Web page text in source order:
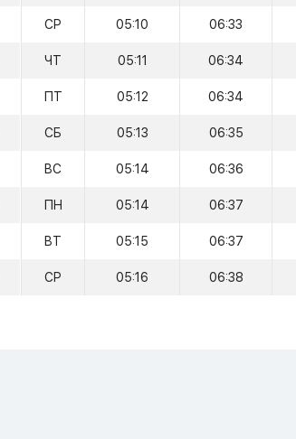
СР 05:10 06:33
ЧТ 05:11 06:34
ПТ 05:12 06:34
СБ 05:13 06:35
ВС 05:14 06:36
ПН 05:14 06:37
ВТ 05:15 06:37
СР 05:16 06:38